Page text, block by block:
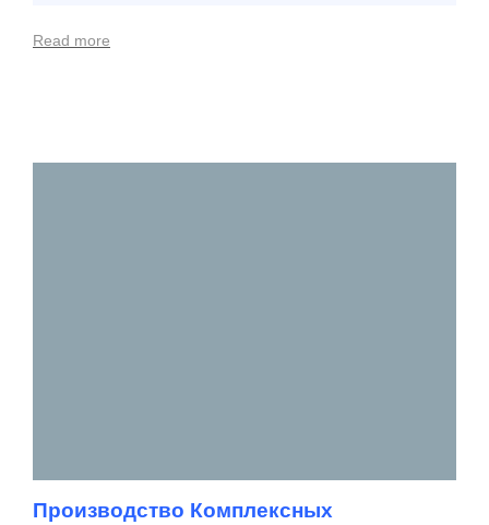
Read more
Производство Комплексных